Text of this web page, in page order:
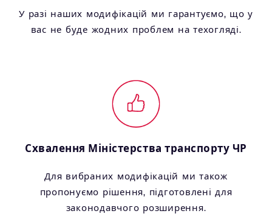
У разі наших модифікацій ми гарантуємо, що у
вас не буде жодних проблем на техогляді.
Схвалення Міністерства транспорту ЧР
Для вибраних модифікацій ми також
пропонуємо рішення, підготовлені для
законодавчого розширення.